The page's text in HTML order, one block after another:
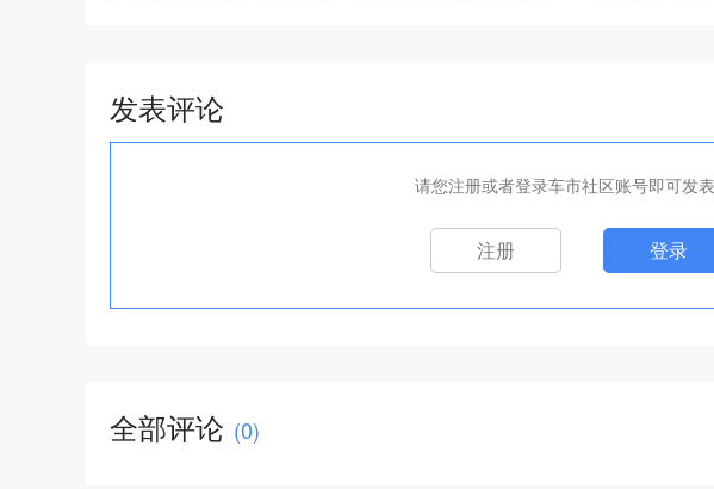
发表评论
请您注册或者登录车市社区账号即可发
注册 登录
全部评论 (0)